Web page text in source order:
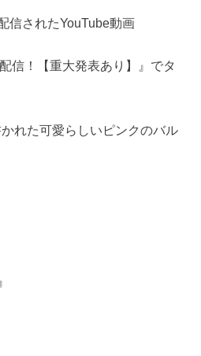
信されたYouTube動画
信！【重大発表あり】』でタ
れた可愛らしいピンクのバル